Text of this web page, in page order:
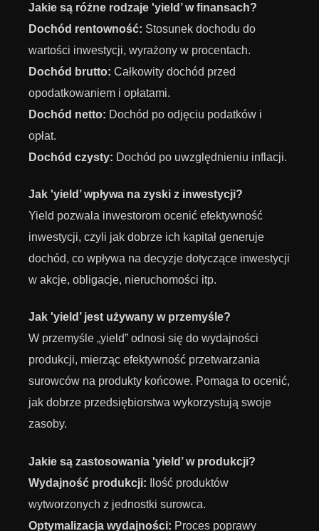
Jakie są różne rodzaje 'yield’ w finansach?
Dochód rentowność: Stosunek dochodu do
wartości inwestycji, wyrażony w procentach.
Dochód brutto: Całkowity dochód przed
opodatkowaniem i opłatami.
Dochód netto: Dochód po odjęciu podatków i
opłat.
Dochód czysty: Dochód po uwzględnieniu inflacji.
Jak 'yield’ wpływa na zyski z inwestycji?
Yield pozwala inwestorom ocenić efektywność
inwestycji, czyli jak dobrze ich kapitał generuje
dochód, co wpływa na decyzje dotyczące inwestycji
w akcje, obligacje, nieruchomości itp.
Jak 'yield’ jest używany w przemyśle?
W przemyśle „yield” odnosi się do wydajności
produkcji, mierząc efektywność przetwarzania
surowców na produkty końcowe. Pomaga to ocenić,
jak dobrze przedsiębiorstwa wykorzystują swoje
zasoby.
Jakie są zastosowania 'yield’ w produkcji?
Wydajność produkcji: Ilość produktów
wytworzonych z jednostki surowca.
Optymalizacja wydajności: Proces poprawy